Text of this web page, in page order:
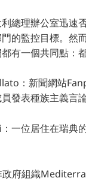
總理辦公室迅速
的監控目標。然
有一個共同點：
：新聞網站
發表種族主義言
一位居住在瑞典
府組織